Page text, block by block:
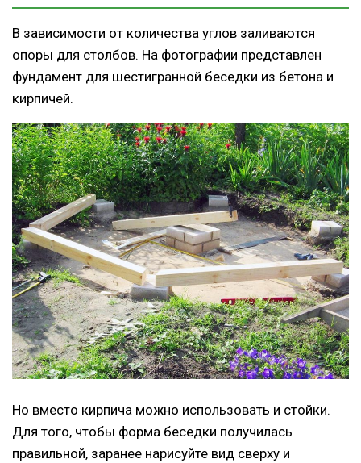
В зависимости от количества углов заливаются
опоры для столбов. На фотографии представлен
фундамент для шестигранной беседки из бетона и
кирпичей.
Но вместо кирпича можно использовать и стойки.
Для того, чтобы форма беседки получилась
правильной, заранее нарисуйте вид сверху и